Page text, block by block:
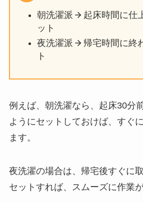
朝洗濯派
起床時間に仕
ット
夜洗濯派
帰宅時間に終
ト
例えば、朝洗濯なら、起床30分
ようにセットしておけば、すぐ
ます。
夜洗濯の場合は、帰宅後すぐに
セットすれば、スムーズに作業が